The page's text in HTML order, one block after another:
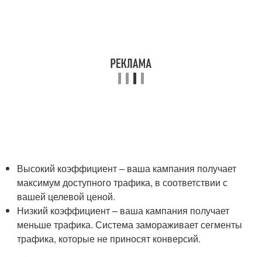
Высокий коэффициент – ваша кампания получает
максимум доступного трафика, в соответствии с
вашей целевой ценой.
Низкий коэффициент – ваша кампания получает
меньше трафика. Система замораживает сегменты
трафика, которые не приносят конверсий.